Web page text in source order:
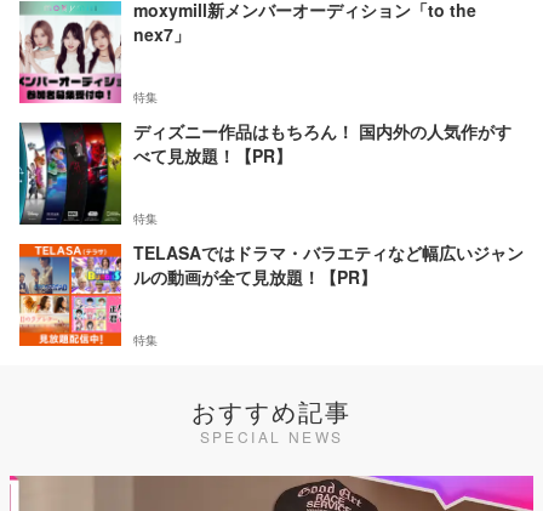
moxymill新メンバーオーディション「to the
nex7」
特集
ディズニー作品はもちろん！ 国内外の人気作がす
べて見放題！【PR】
特集
TELASAではドラマ・バラエティなど幅広いジャン
ルの動画が全て見放題！【PR】
特集
おすすめ記事
SPECIAL NEWS